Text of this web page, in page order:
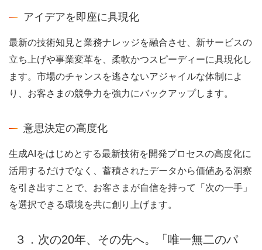
アイデアを即座に具現化
最新の技術知見と業務ナレッジを融合させ、新サービスの
立ち上げや事業変革を、柔軟かつスピーディーに具現化し
ます。市場のチャンスを逃さないアジャイルな体制によ
り、お客さまの競争力を強力にバックアップします。
意思決定の高度化
生成AIをはじめとする最新技術を開発プロセスの高度化に
活用するだけでなく、蓄積されたデータから価値ある洞察
を引き出すことで、お客さまが自信を持って「次の一手」
を選択できる環境を共に創り上げます。
３．次の20年、その先へ。「唯一無二のパ